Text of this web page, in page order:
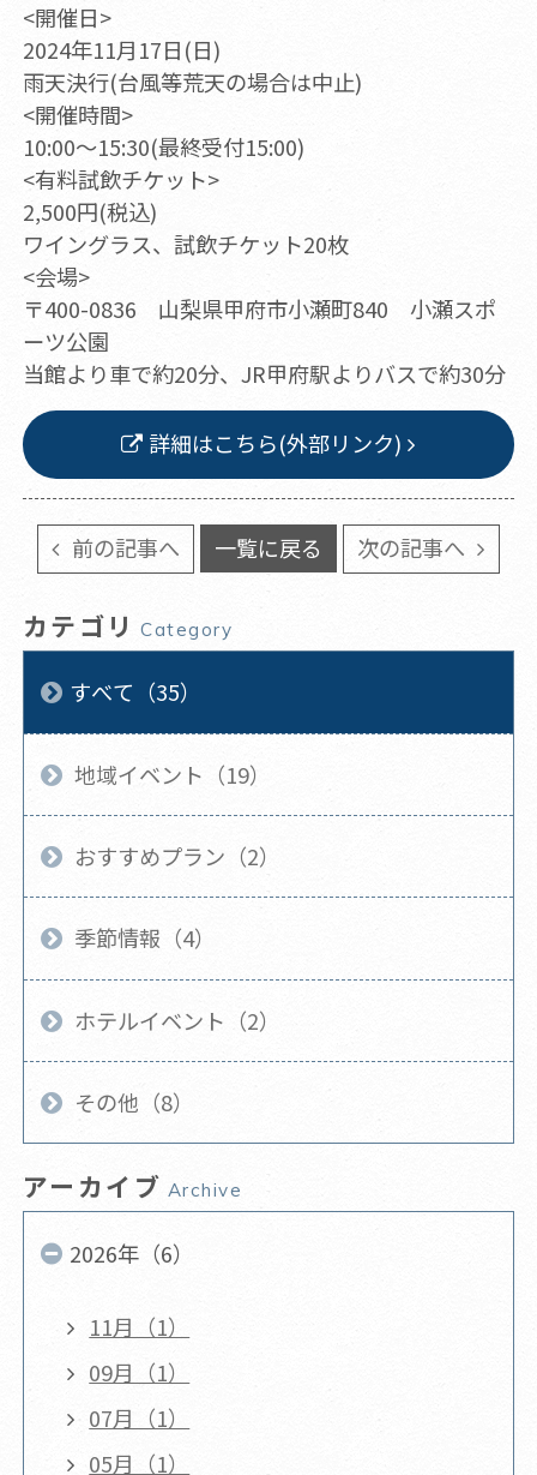
<開催日>
2024年11月17日(日)
雨天決行(台風等荒天の場合は中止)
<開催時間>
10:00～15:30(最終受付15:00)
<有料試飲チケット>
2,500円(税込)
ワイングラス、試飲チケット20枚
<会場>
〒400-0836 山梨県甲府市小瀬町840 小瀬スポ
ーツ公園
当館より車で約20分、JR甲府駅よりバスで約30分
詳細はこちら(外部リンク)
前の記事へ 一覧に戻る 次の記事へ
カテゴリ Category
すべて（35）
地域イベント（19）
おすすめプラン（2）
季節情報（4）
ホテルイベント（2）
その他（8）
アーカイブ Archive
2026年（6）
11月（1）
09月（1）
07月（1）
05月（1）